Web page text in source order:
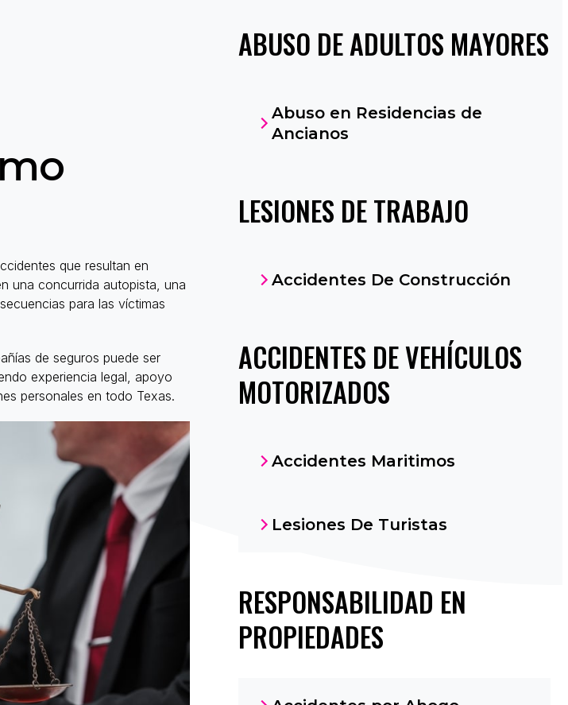
que resultan en
una concurrida autopista, una
para las víctimas
de seguros puede ser
experiencia legal, apoyo
personales en todo Texas.
ABUSO DE ADULTOS MAYORES
Abuso en Residencias de
Ancianos
LESIONES DE TRABAJO
Accidentes De Construcción
ACCIDENTES DE VEHÍCULOS
MOTORIZADOS
Accidentes Maritimos
Lesiones De Turistas
RESPONSABILIDAD EN
PROPIEDADES